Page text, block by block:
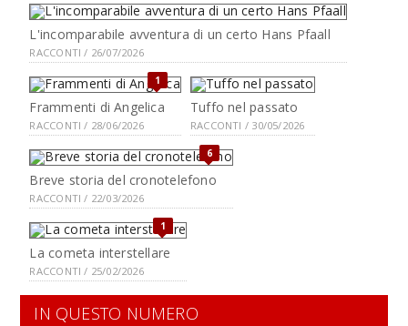
L'incomparabile avventura di un certo Hans Pfaall
RACCONTI / 26/07/2026
1
Frammenti di Angelica
RACCONTI / 28/06/2026
Tuffo nel passato
RACCONTI / 30/05/2026
6
Breve storia del cronotelefono
RACCONTI / 22/03/2026
1
La cometa interstellare
RACCONTI / 25/02/2026
IN QUESTO NUMERO